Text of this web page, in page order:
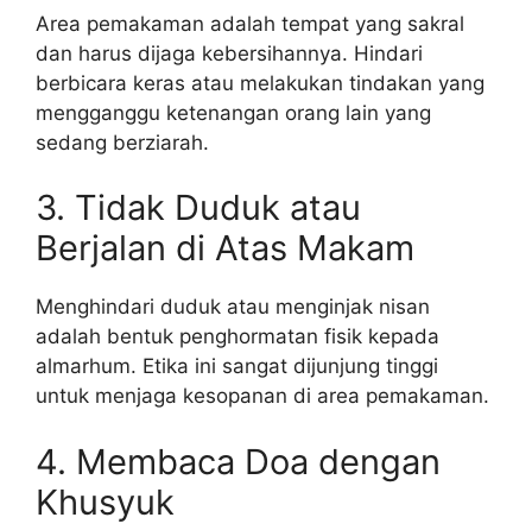
Area pemakaman adalah tempat yang sakral
dan harus dijaga kebersihannya. Hindari
berbicara keras atau melakukan tindakan yang
mengganggu ketenangan orang lain yang
sedang berziarah.
3. Tidak Duduk atau
Berjalan di Atas Makam
Menghindari duduk atau menginjak nisan
adalah bentuk penghormatan fisik kepada
almarhum. Etika ini sangat dijunjung tinggi
untuk menjaga kesopanan di area pemakaman.
4. Membaca Doa dengan
Khusyuk